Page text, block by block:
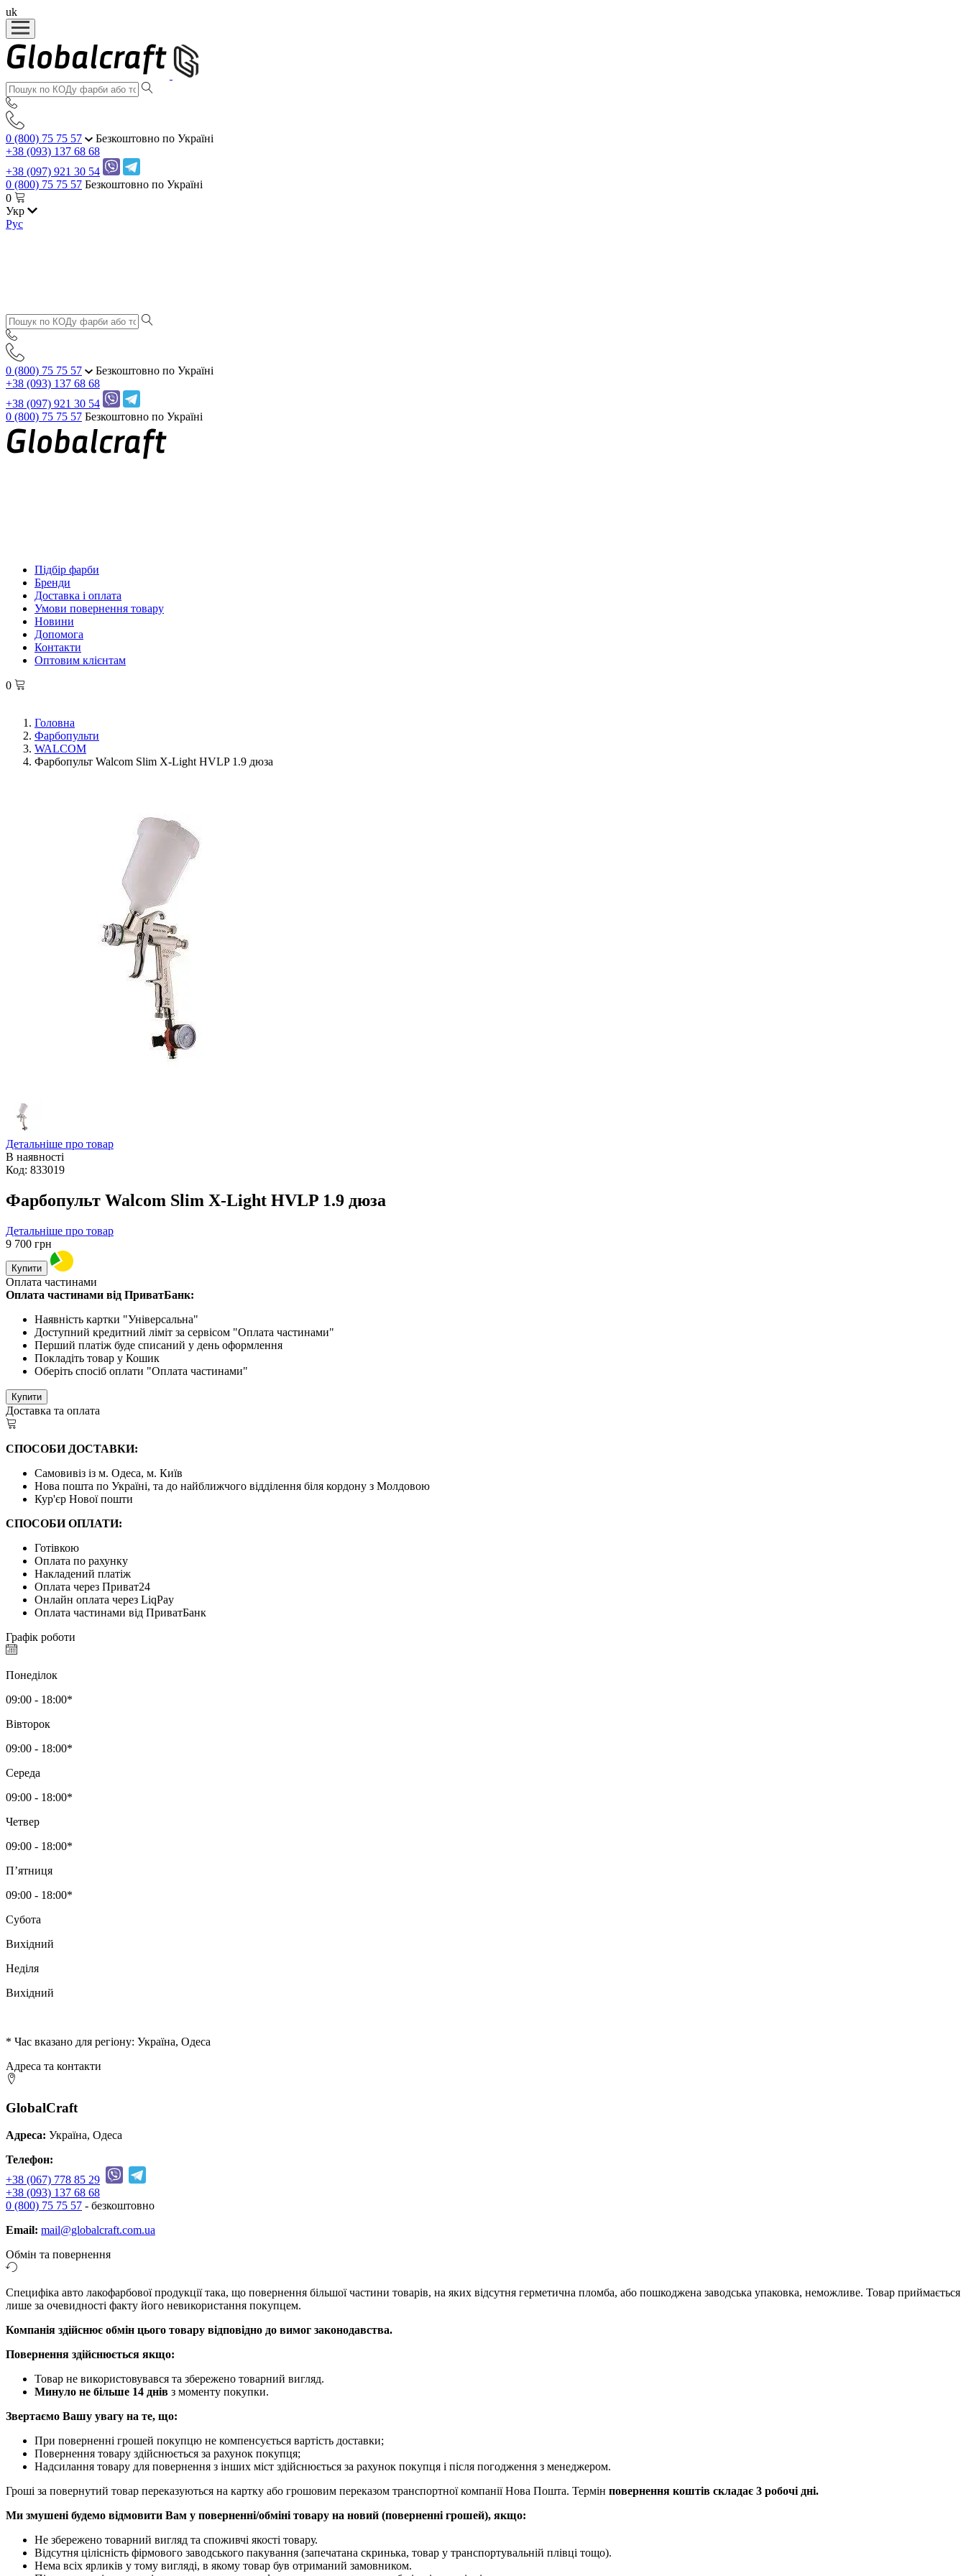
uk
0 (800) 75 75 57
Безкоштовно по Україні
+38 (093) 137 68 68
+38 (097) 921 30 54
0 (800) 75 75 57 Безкоштовно по Україні
0
Укр
Рус
0 (800) 75 75 57
Безкоштовно по Україні
+38 (093) 137 68 68
+38 (097) 921 30 54
0 (800) 75 75 57 Безкоштовно по Україні
Підбір фарби
Бренди
Доставка і оплата
Умови повернення товару
Новини
Допомога
Контакти
Оптовим клієнтам
0
Головна
Фарбопульти
WALCOM
Фарбопульт Walcom Slim X-Light HVLP 1.9 дюза
Детальніше про товар
В наявності
Код: 833019
Фарбопульт Walcom Slim X-Light HVLP 1.9 дюза
Детальніше про товар
9 700 грн
Купити
Оплата частинами
Оплата частинами від ПриватБанк:
Наявність картки "Універсальна"
Доступний кредитний ліміт за сервісом "Оплата частинами"
Перший платіж буде списаний у день оформлення
Покладіть товар у Кошик
Оберіть спосіб оплати "Оплата частинами"
Купити
Доставка та оплата
СПОСОБИ ДОСТАВКИ:
Самовивіз із м. Одеса, м. Київ
Нова пошта по Україні, та до найближчого відділення біля кордону з Молдовою
Кур'єр Нової пошти
СПОСОБИ ОПЛАТИ:
Готівкою
Оплата по рахунку
Накладений платіж
Оплата через Приват24
Онлайн оплата через LiqPay
Оплата частинами від ПриватБанк
Графік роботи
Понеділок
09:00 - 18:00*
Вівторок
09:00 - 18:00*
Середа
09:00 - 18:00*
Четвер
09:00 - 18:00*
Пʼятниця
09:00 - 18:00*
Субота
Вихідний
Неділя
Вихідний
* Час вказано для регіону: Україна, Одеса
Адреса та контакти
GlobalCraft
Адреса: Україна, Одеса
Телефон:
+38 (067) 778 85 29
+38 (093) 137 68 68
0 (800) 75 75 57 - безкоштовно
Email: mail@globalcraft.com.ua
Обмін та повернення
Специфіка авто лакофарбової продукції така, що повернення більшої частини товарів, на яких відсутня герметична пломба, або пошкоджена заводська упаковка, неможливе. Товар приймається
лише за очевидності факту його невикористання покупцем.
Компанія здійснює обмін цього товару відповідно до вимог законодавства.
Повернення здійснюється якщо:
Товар не використовувався та збережено товарний вигляд.
Минуло не більше 14 днів з моменту покупки.
Звертаємо Вашу увагу на те, що:
При поверненні грошей покупцю не компенсується вартість доставки;
Повернення товару здійснюється за рахунок покупця;
Надсилання товару для повернення з інших міст здійснюється за рахунок покупця і після погодження з менеджером.
Гроші за повернутий товар переказуються на картку або грошовим переказом транспортної компанії Нова Пошта. Термін повернення коштів складає 3 робочі дні.
Ми змушені будемо відмовити Вам у поверненні/обміні товару на новий (поверненні грошей), якщо:
Не збережено товарний вигляд та споживчі якості товару.
Відсутня цілісність фірмового заводського пакування (запечатана скринька, товар у транспортувальній плівці тощо).
Нема всіх ярликів у тому вигляді, в якому товар був отриманий замовником.